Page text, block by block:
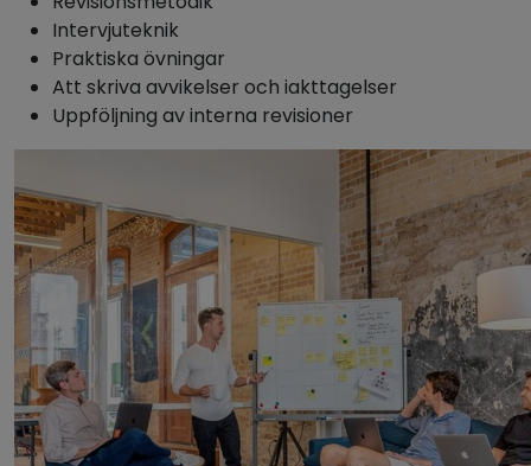
Intervjuteknik
Praktiska övningar
Att skriva avvikelser och iakttagelser
Uppföljning av interna revisioner